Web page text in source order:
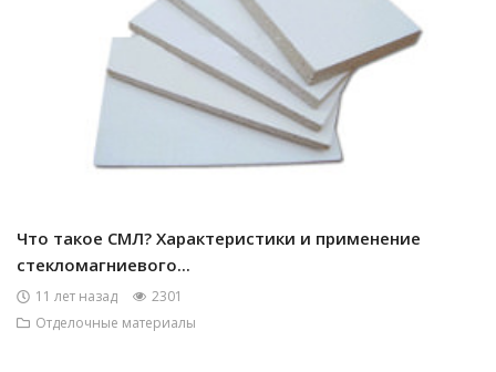
Что такое СМЛ? Характеристики и применение
стекломагниевого...
11 лет назад
2301
Отделочные материалы